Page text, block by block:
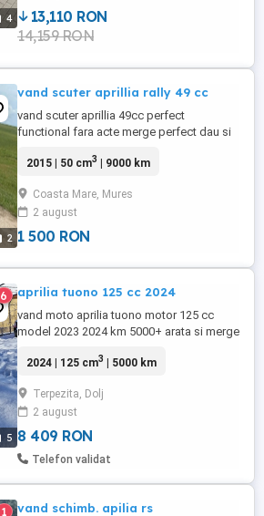
4
13,110 RON
14,159 RON
2
vand scuter aprillia rally 49 cc
vand scuter aprillia 49cc perfect
functional fara acte merge perfect dau si
2015 | 50 cm3 | 9000 km
Coasta Mare, Mures
2 august
1 500 RON
5
6 aprilia tuono 125 cc 2024
vand moto aprilia tuono motor 125 cc
model 2023 2024 km 5000+ arata si merge
2024 | 125 cm3 | 5000 km
Terpezita, Dolj
2 august
8 409 RON
Telefon validat
1 vand schimb. apilia rs